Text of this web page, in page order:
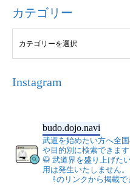
カテゴリー
Instagram
budo.dojo.navi
武道を始めたい方へ全
や目的別に検索できます
🥋 武道界を盛り上げた
用は発生いたしません。
⇩のリンクから掲載で